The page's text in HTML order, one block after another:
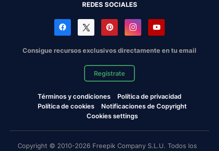
REDES SOCIALES
Consigue recursos exclusivos directamente en tu email
Regístrate
Términos y condiciones
Política de privacidad
Política de cookies
Notificaciones de Copyright
Cookies settings
Copyright © 2010-2026 Freepik Company S.L.U. Todos los